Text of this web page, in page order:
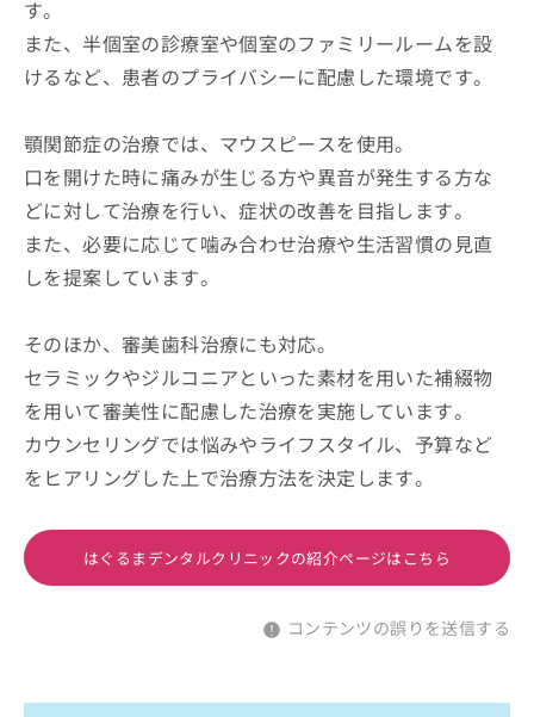
す。
また、半個室の診療室や個室のファミリールームを設
けるなど、患者のプライバシーに配慮した環境です。
顎関節症の治療では、マウスピースを使用。
口を開けた時に痛みが生じる方や異音が発生する方な
どに対して治療を行い、症状の改善を目指します。
また、必要に応じて噛み合わせ治療や生活習慣の見直
しを提案しています。
そのほか、審美歯科治療にも対応。
セラミックやジルコニアといった素材を用いた補綴物
を用いて審美性に配慮した治療を実施しています。
カウンセリングでは悩みやライフスタイル、予算など
をヒアリングした上で治療方法を決定します。
はぐるまデンタルクリニックの紹介ページはこちら
コンテンツの誤りを送信する